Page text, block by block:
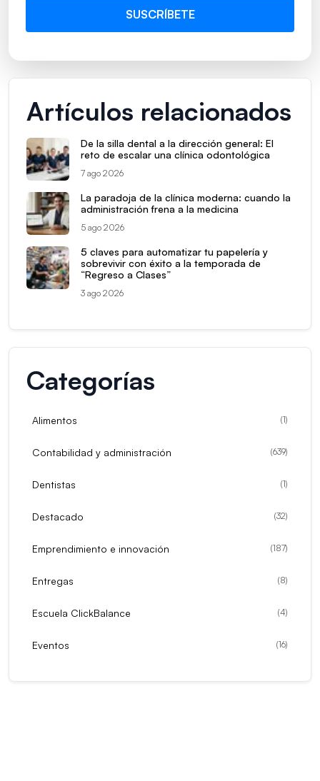
Artículos relacionados
De la silla dental a la dirección general: El
reto de escalar una clínica odontológica
7 ago 2026
La paradoja de la clínica moderna: cuando la
administración frena a la medicina
5 ago 2026
5 claves para automatizar tu papelería y
sobrevivir con éxito a la temporada de
“Regreso a Clases”
3 ago 2026
Categorías
Alimentos (1)
Contabilidad y administración (639)
Dentistas (1)
Destacado (32)
Emprendimiento e innovación (187)
Entregas (8)
Escuela ClickBalance (4)
Eventos (16)